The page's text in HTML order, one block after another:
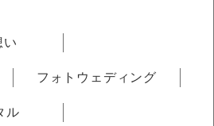
い
フォトウェディング
ル